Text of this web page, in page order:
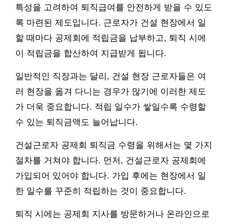
특성을 고려하여 퇴직급여를 안전하게 받을 수 있도
록 마련된 제도입니다. 근로자가 건설 현장에서 일
할 때마다 공제회에 적립금을 납부하고, 퇴직 시에
이 적립금을 합산하여 지급받게 됩니다.
일반적인 직장과는 달리, 건설 현장 근로자들은 여
러 현장을 옮겨 다니는 경우가 많기에 이러한 제도
가 더욱 중요합니다. 적립 일수가 쌓일수록 수령할
수 있는 퇴직금액도 늘어납니다.
건설근로자 공제회 퇴직금 수령을 위해서는 몇 가지
절차를 거쳐야 합니다. 먼저, 건설근로자 공제회에
가입되어 있어야 합니다. 가입 후에는 현장에서 일
한 일수를 꾸준히 적립하는 것이 중요합니다.
퇴직 시에는 공제회 지사를 방문하거나 온라인으로